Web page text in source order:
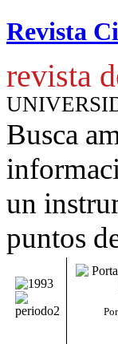
Revista
revista
Busca
un
puntos